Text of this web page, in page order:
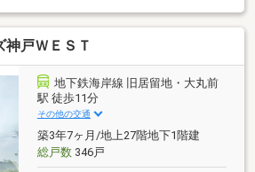
能！
神戸ＷＥＳＴ
地下鉄海岸線 旧居留地・大丸前
駅 徒歩11分
その他の交通
築3年7ヶ月/地上27階地下1階建
総戸数346戸